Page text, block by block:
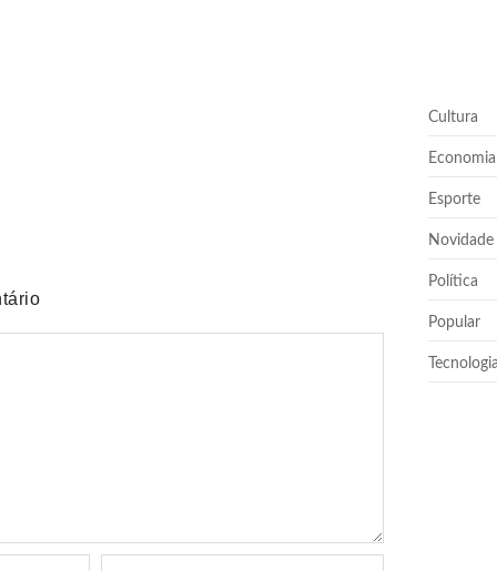
Cultura
Economia
Esporte
Novidade
Política
Popular